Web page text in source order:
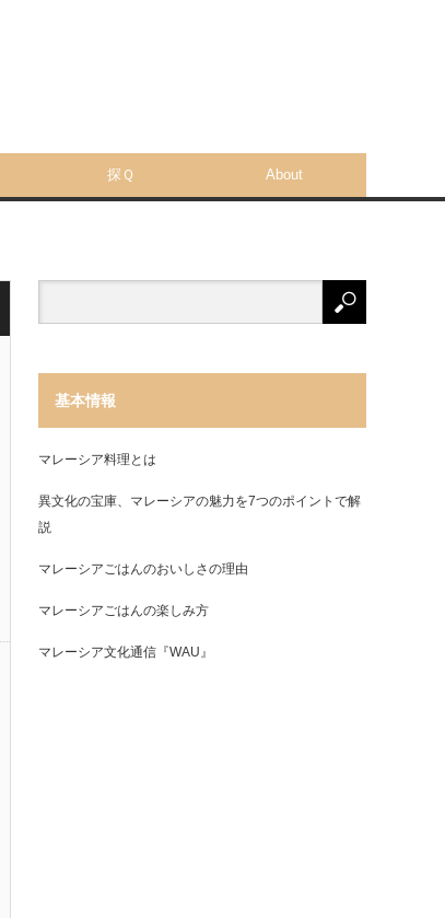
探Ｑ About
基本情報
マレーシア料理とは
異文化の宝庫、マレーシアの魅力を7つのポイントで解
説
マレーシアごはんのおいしさの理由
マレーシアごはんの楽しみ方
マレーシア文化通信『WAU』